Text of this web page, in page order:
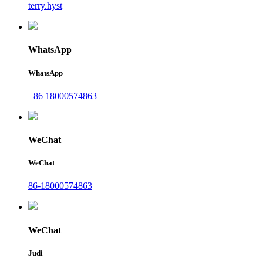
terry.hyst
WhatsApp
WhatsApp
+86 18000574863
WeChat
WeChat
86-18000574863
WeChat
Judi